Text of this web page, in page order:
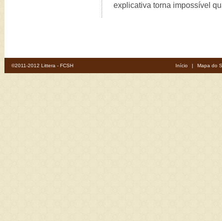
explicativa torna impossível
©2011-2012 Littera - FCSH Início | Mapa do